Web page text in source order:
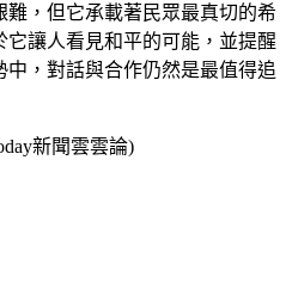
，但它承載著民眾最真切的希
讓人看見和平的可能，並提醒
，對話與合作仍然是最值得追
新聞雲雲論)